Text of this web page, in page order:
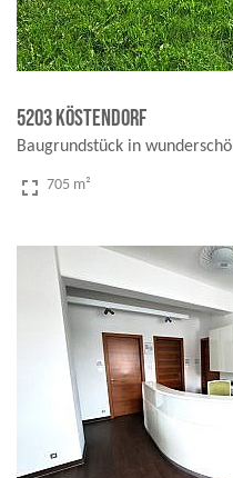
5203 Köstendorf
Baugrundstück in
fullscreen 705 m²